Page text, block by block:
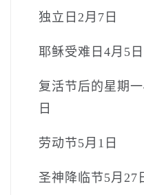
独立日2月7日
耶稣受难日4月5
复活节后的星期
日
劳动节5月1日
圣神降临节5月